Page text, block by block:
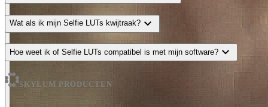
Wat als ik mijn Selfie LUTs kwijtraak? expand_more
Hoe weet ik of Selfie LUTs compatibel is met mijn software? expand_more
SKYLUM PRODUCTEN